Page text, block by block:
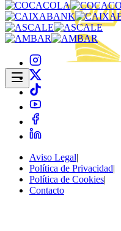
Aviso Legal|
Política de Privacidad|
Política de Cookies|
Contacto